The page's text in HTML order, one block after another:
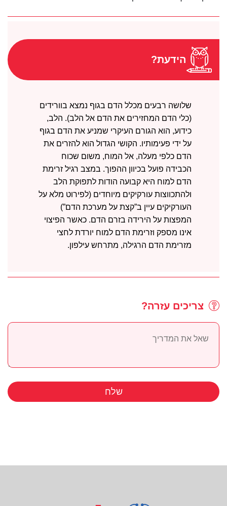
הידעת?
שלושה רבעים מכלל הדם בגוף נמצא בוורידים
(כלי הדם המחזירים את הדם אל הלב). הלב,
כידוע, הוא הגורם העיקרי שמניע את הדם בגוף
על ידי פעימותיו. הקושי הגדול הוא להזרים את
הדם כלפי מעלה, אל המוח, משום שכוח
הכבידה פועל בכיוון ההפוך. במצב רגיל זרימת
הדם למוח היא קבועה הודות לתפוקת הלב
ולהתכווצות עורקיקים מיוחדים (לפירוט מלא על
העורקיקים עיין ב”קצת על מערכת הדם”)
המפצות על הירידה בזרם הדם. כאשר הפיצוי
אינו מספק וזרימת הדם למוח יורדת לחצי
מזרימת הדם הרגילה, מתרחש עילפון.
צריכים עזרה?
שלח